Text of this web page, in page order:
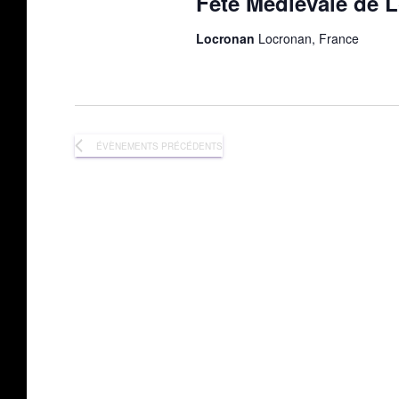
Locronan Locronan, France
ÉVÈNEMENTS PRÉCÉDENTS